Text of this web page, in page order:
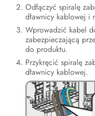
Odłączyć spiralę
dławnicy kablowej i
Wprowadzić kabel
zabezpieczającą
do produktu.
Przykręcić spiralę
dławnicy kablowej.
Kontakt
Deklaracja